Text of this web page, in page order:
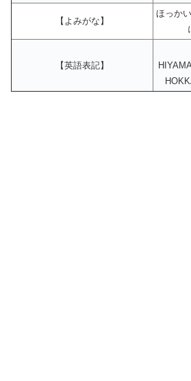
【よみがな】
ほっか
【英語表記】